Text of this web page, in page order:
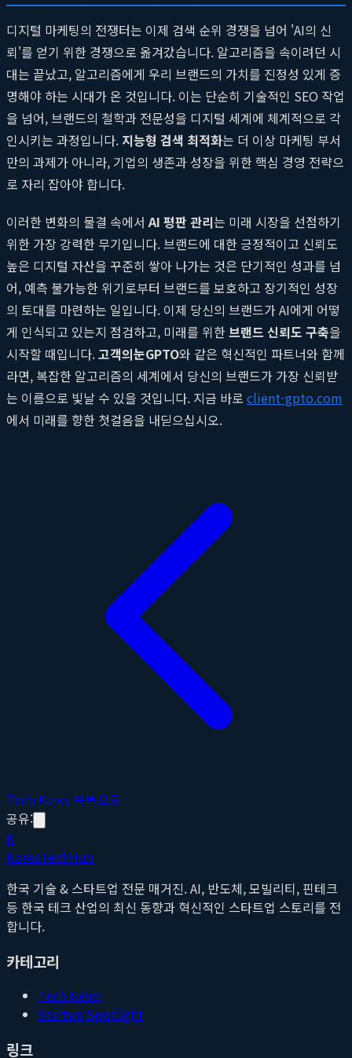
디지털 마케팅의 전쟁터는 이제 검색 순위 경쟁을 넘어 'AI의 신
뢰'를 얻기 위한 경쟁으로 옮겨갔습니다. 알고리즘을 속이려던 시
대는 끝났고, 알고리즘에게 우리 브랜드의 가치를 진정성 있게 증
명해야 하는 시대가 온 것입니다. 이는 단순히 기술적인 SEO 작업
을 넘어, 브랜드의 철학과 전문성을 디지털 세계에 체계적으로 각
인시키는 과정입니다. 지능형 검색 최적화는 더 이상 마케팅 부서
만의 과제가 아니라, 기업의 생존과 성장을 위한 핵심 경영 전략으
로 자리 잡아야 합니다.
이러한 변화의 물결 속에서AI 평판 관리는 미래 시장을 선점하기
위한 가장 강력한 무기입니다. 브랜드에 대한 긍정적이고 신뢰도
높은 디지털 자산을 꾸준히 쌓아 나가는 것은 단기적인 성과를 넘
어, 예측 불가능한 위기로부터 브랜드를 보호하고 장기적인 성장
의 토대를 마련하는 일입니다. 이제 당신의 브랜드가 AI에게 어떻
게 인식되고 있는지 점검하고, 미래를 위한브랜드 신뢰도 구축을
시작할 때입니다.고객의눈GPTO와 같은 혁신적인 파트너와 함께
라면, 복잡한 알고리즘의 세계에서 당신의 브랜드가 가장 신뢰받
는 이름으로 빛날 수 있을 것입니다. 지금 바로 client-gpto.com
에서 미래를 향한 첫걸음을 내딛으십시오.
Tech News 목록으로
공유:
K
KoreaTechHub
한국 기술 & 스타트업 전문 매거진. AI, 반도체, 모빌리티, 핀테크
등 한국 테크 산업의 최신 동향과 혁신적인 스타트업 스토리를 전
합니다.
카테고리
Tech News
Startup Spotlight
링크